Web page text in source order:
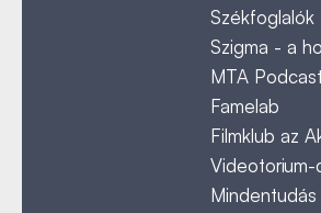
Szigma - a
MTA Podcast
Famelab
Filmklub az
Videotorium-